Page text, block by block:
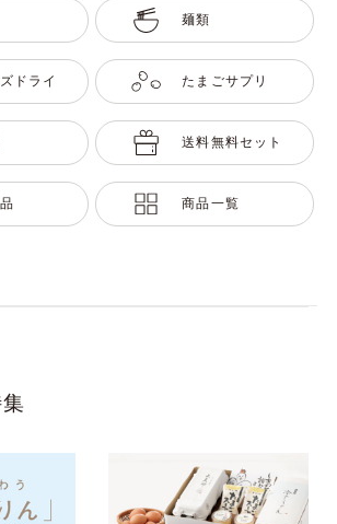
麺類
ドライ たまごサプリ
送料無料セット
商品一覧